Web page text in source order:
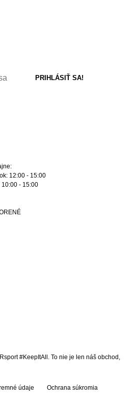
12:00 - 15:00
10:00 - 15:00
#KeepItAll. To nie je len náš obchod,
údaje Ochrana súkromia